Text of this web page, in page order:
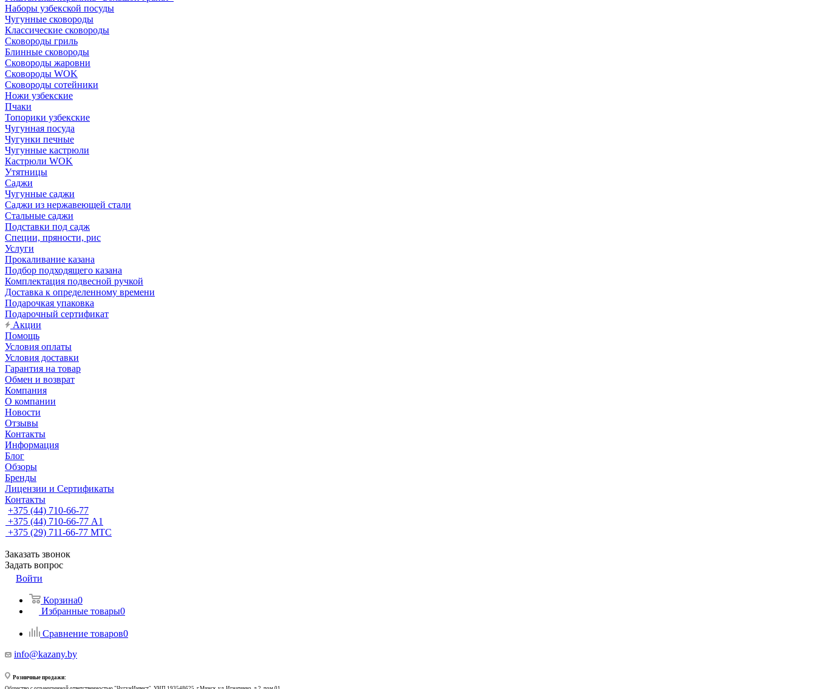
Наборы узбекской посуды
Чугунные сковороды
Классические сковороды
Сковороды гриль
Блинные сковороды
Сковороды жаровни
Сковороды WOK
Сковороды сотейники
Ножи узбекские
Пчаки
Топорики узбекские
Чугунная посуда
Чугунки печные
Чугунные кастрюли
Кастрюли WOK
Утятницы
Саджи
Чугунные саджи
Саджи из нержавеющей стали
Стальные саджи
Подставки под садж
Специи, пряности, рис
Услуги
Прокаливание казана
Подбор подходящего казана
Комплектация подвесной ручкой
Доставка к определенному времени
Подарочкая упаковка
Подарочный сертификат
Акции
Помощь
Условия оплаты
Условия доставки
Гарантия на товар
Обмен и возврат
Компания
О компании
Новости
Отзывы
Контакты
Информация
Блог
Обзоры
Бренды
Лицензии и Сертификаты
Контакты
+375 (44) 710-66-77
+375 (44) 710-66-77 А1
+375 (29) 711-66-77 МТС
Заказать звонок
Задать вопрос
Войти
Корзина0
Избранные товары0
Сравнение товаров0
info@kazany.by
Розничные продажи: